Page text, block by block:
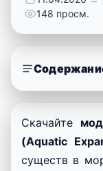
148 просм.
Скачайте
(Aquatic
существ в